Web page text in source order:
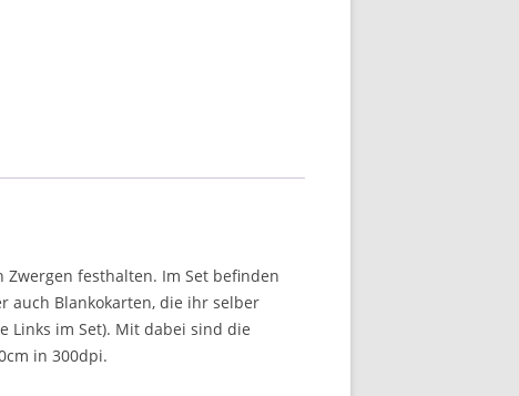
festhalten. Im Set befinden
auch Blankokarten, die ihr selber
im Set). Mit dabei sind die
in 300dpi.